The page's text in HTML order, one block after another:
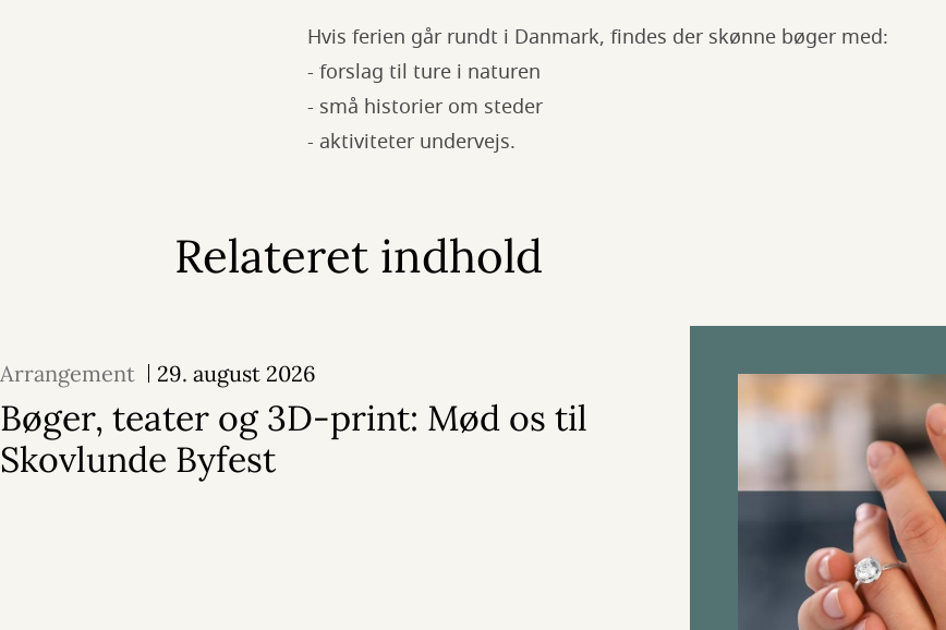
Hvis ferien går rundt i Danmark, findes der skønne bøger med:
- forslag til ture i naturen
- små historier om steder
- aktiviteter undervejs.
Relateret indhold
Arrangement 29. august 2026
Bøger, teater og 3D-print: Mød os til
Skovlunde Byfest